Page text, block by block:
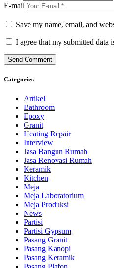
E-mail
Save my name, email, and
I agree that my submitted data
Categories
Artikel
Bathroom
Epoxy
Granit
Heating Repair
Interview
Jasa Bangun Rumah
Jasa Renovasi Rumah
Keramik
Kitchen
Meja
Meja Laboratorium
Meja Produksi
News
Partisi
Partisi Gypsum
Pasang Granit
Pasang Kanopi
Pasang Keramik
Pasang Plafon